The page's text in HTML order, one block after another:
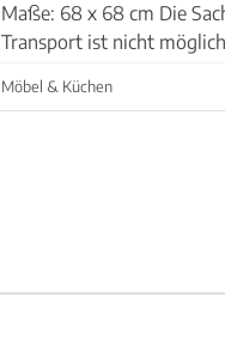
Maße: 68 x 68 cm Die Sachen können in Port d´ Andratx abgeholt werden. Ein
Transport ist nicht
Möbel & Küchen